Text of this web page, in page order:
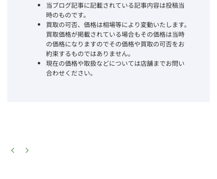
当ブログ記事に記載されている記事内容は投稿当
時のものです。
買取の可否、価格は相場等により変動いたします。
買取価格が掲載されている場合もその価格は当時
の価格になりますのでその価格や買取の可否をお
約束するものではありません。
現在の価格や取扱などについては店舗までお問い
合わせください。